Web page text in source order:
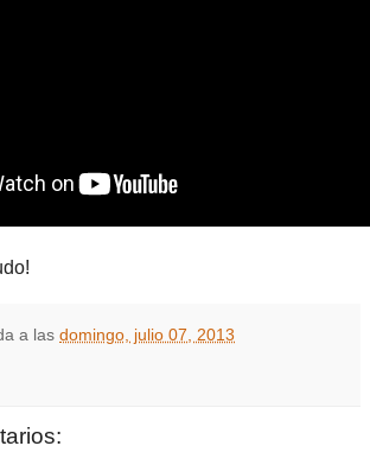
a las domingo, julio 07, 2013